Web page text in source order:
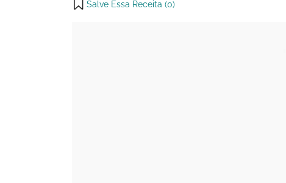
X
Salve Essa Receita (0)